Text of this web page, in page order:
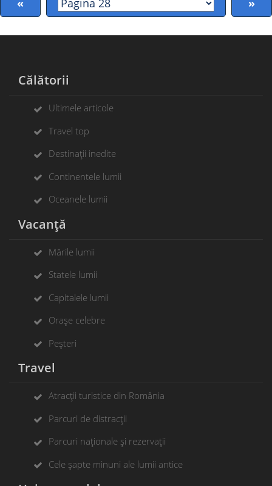
« »
Călătorii
Ultimele articole
Travel top
Destinații inedite
Continentele lumii
Oceanele lumii
Vacanță
Mările lumii
Statele lumii
Capitalele lumii
Orașe celebre
Peșteri
Travel
Atracții turistice din România
Parcuri de distracții
Parcuri naționale și rezervații
Cele șapte minuni ale lumii antice